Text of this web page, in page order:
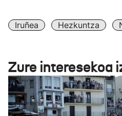
Iruñea Hezkuntza
Zure interesekoa